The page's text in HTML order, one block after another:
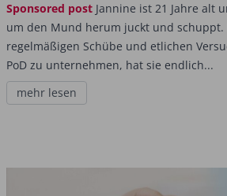
Sponsored post Jannine ist 21 Jahre alt
um den Mund herum juckt und schuppt.
regelmäßigen Schübe und etlichen
PoD zu unternehmen, hat sie endlich...
mehr lesen